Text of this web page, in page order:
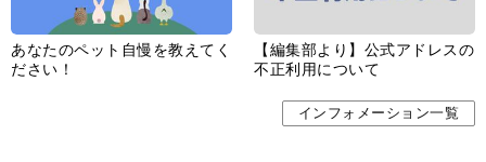
あなたのペット自慢を教えてく
ださい！
【編集部より】公式アドレスの
不正利用について
インフォメーション一覧